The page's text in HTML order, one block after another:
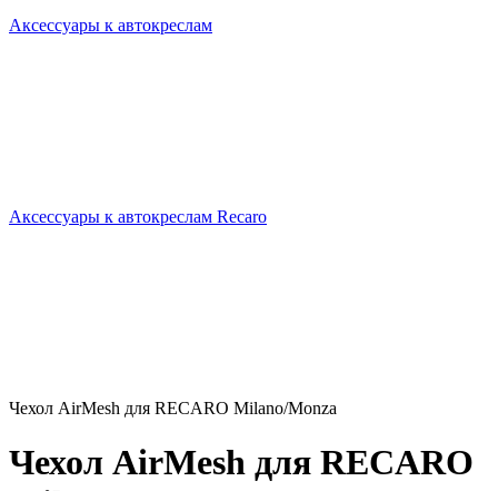
Аксессуары к автокреслам
Аксессуары к автокреслам Recaro
Чехол AirMesh для RECARO Milano/Monza
Чехол AirMesh для RECARO